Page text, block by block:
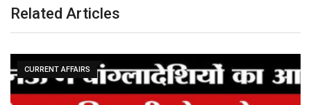
Related Articles
CURRENT AFFAIRS